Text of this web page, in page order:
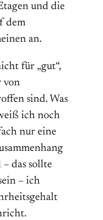
und die
dem
an.
für „gut“,
von
sind. Was
ich noch
nur eine
das sollte
– ich